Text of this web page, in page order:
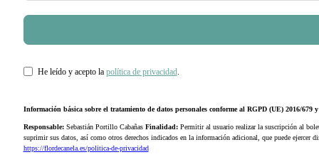
He leído y acepto la política de privacidad.
Información básica sobre el tratamiento de datos personales conforme al RGPD (UE) 2016/679
Responsable:Sebastián Portillo Cabañas Finalidad:Permitir al usuario realizar la suscripción al
suprimir sus datos, así como otros derechos indicados en la información adicional, que puede
https://flordecanela.es/politica-de-privacidad